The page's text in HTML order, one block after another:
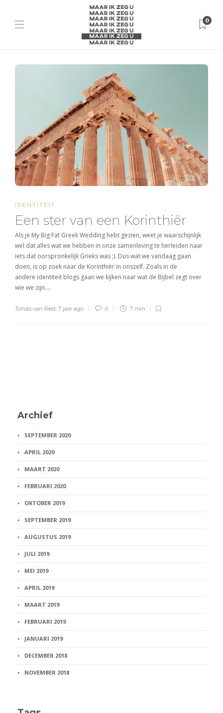
0
IDENTITEIT
Een ster van een Korinthiër
Als je My Big Fat Greek Wedding hebt gezien, weet je waarschijnlijk
wel dat alles wat we hebben in onze samenleving te herleiden naar
iets dat oorspronkelijk Grieks was ;). Dus wat we vandaag gaan
doen, is op zoek naar de Korinthiër in onszelf. Zoals in de
andere identiteit blogs gaan we kijken naar wat de Bijbel zegt over
wie we zijn….
Tondo van Rest, 7 jaar ago 0 7 min
Archief
SEPTEMBER 2020
APRIL 2020
MAART 2020
FEBRUARI 2020
OKTOBER 2019
SEPTEMBER 2019
AUGUSTUS 2019
JULI 2019
MEI 2019
APRIL 2019
MAART 2019
FEBRUARI 2019
JANUARI 2019
DECEMBER 2018
NOVEMBER 2018